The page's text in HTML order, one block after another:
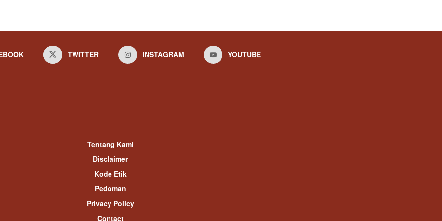
TWITTER INSTAGRAM YOUTUBE
Tentang Kami
Disclaimer
Kode Etik
Pedoman
Privacy Policy
Contact